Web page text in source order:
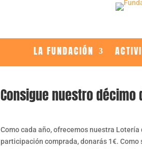
LA FUNDACIÓN
Consigue nuestro décimo
Como cada año, ofrecemos nuestra
participación comprada, donarás 1€.